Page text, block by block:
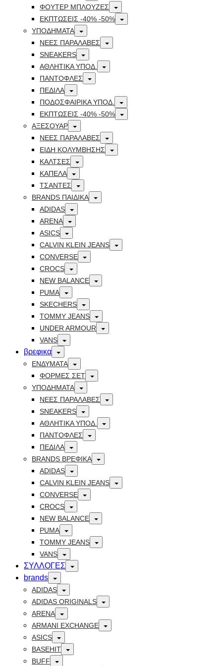
ΦΟΥΤΕΡ ΜΠΛΟΥΖΕΣ Toggle
ΕΚΠΤΏΣΕΙΣ -40% -50% Toggle
ΥΠΟΔΗΜΑΤΑ Toggle
ΝΕΕΣ ΠΑΡΑΛΑΒΕΣ Toggle
SNEAKERS Toggle
ΑΘΛΗΤΙΚΑ ΥΠΟΔ. Toggle
ΠΑΝΤΟΦΛΕΣ Toggle
ΠΕΔΙΛΑ Toggle
ΠΟΔΟΣΦΑΙΡΙΚΑ ΥΠΟΔ. Toggle
ΕΚΠΤΏΣΕΙΣ -40% -50% Toggle
ΑΞΕΣΟΥΑΡ Toggle
ΝΕΕΣ ΠΑΡΑΛΑΒΕΣ Toggle
ΕΙΔΗ ΚΟΛΥΜΒΗΣΗΣ Toggle
ΚΑΛΤΣΕΣ Toggle
ΚΑΠΕΛΑ Toggle
ΤΣΑΝΤΕΣ Toggle
BRANDS ΠΑΙΔΙΚΆ Toggle
ADIDAS Toggle
ARENA Toggle
ASICS Toggle
CALVIN KLEIN JEANS Toggle
CONVERSE Toggle
CROCS Toggle
NEW BALANCE Toggle
PUMA Toggle
SKECHERS Toggle
TOMMY JEANS Toggle
UNDER ARMOUR Toggle
VANS Toggle
βρεφικα Toggle
ΕΝΔΥΜΑΤΑ Toggle
ΦΟΡΜΕΣ ΣΕΤ Toggle
ΥΠΟΔΗΜΑΤΑ Toggle
ΝΕΕΣ ΠΑΡΑΛΑΒΕΣ Toggle
SNEAKERS Toggle
ΑΘΛΗΤΙΚΑ ΥΠΟΔ. Toggle
ΠΑΝΤΟΦΛΕΣ Toggle
ΠΕΔΙΛΑ Toggle
BRANDS ΒΡΕΦΙΚΆ Toggle
ADIDAS Toggle
CALVIN KLEIN JEANS Toggle
CONVERSE Toggle
CROCS Toggle
NEW BALANCE Toggle
PUMA Toggle
TOMMY JEANS Toggle
VANS Toggle
ΣΥΛΛΟΓΕΣ Toggle
brands Toggle
ADIDAS Toggle
ADIDAS ORIGINALS Toggle
ARENA Toggle
ARMANI EXCHANGE Toggle
ASICS Toggle
BASEHIT Toggle
BUFF Toggle